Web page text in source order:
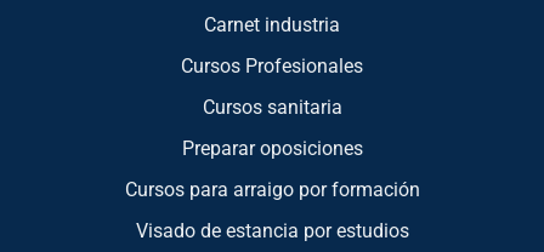
Carnet industria
Cursos Profesionales
Cursos sanitaria
Preparar oposiciones
Cursos para arraigo por formación
Visado de estancia por estudios